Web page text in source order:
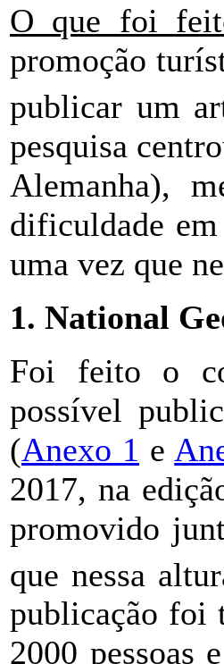
O que foi
promoção
publicar um
pesquisa
Alemanha),
dificuldade
uma vez que
1. National
Foi feito o
possível
(Anexo 1 e
2017, na
promovido
que nessa
publicação foi
2000 pessoas